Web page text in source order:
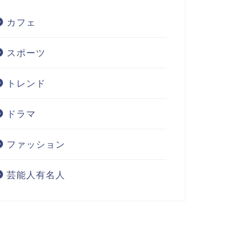
カフェ
スポーツ
トレンド
ドラマ
ファッション
芸能人有名人